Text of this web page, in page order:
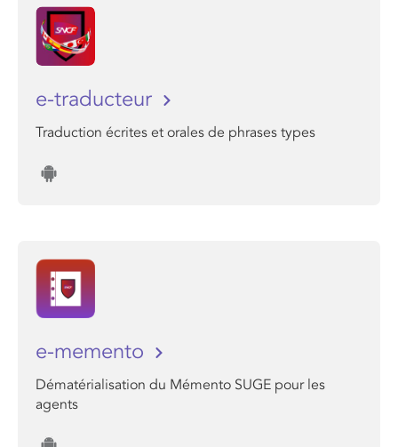
e-traducteur
Traduction écrites et orales de phrases types
e-memento
Dématérialisation du Mémento SUGE pour les
agents